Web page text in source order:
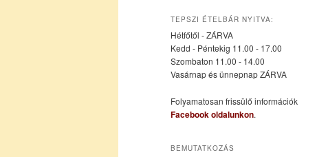
elsődleges
tartalomra
másodlagos
tartalomra
TEPSZI ÉTELBÁR NYITVA:
Hétfőtől - ZÁRVA
Kedd - Péntekig 11.00 - 17.00
Szombaton 11.00 - 14.00
Vasárnap és ünnepnap ZÁRVA
Folyamatosan frissülő információk
Facebook oldalunkon.
BEMUTATKOZÁS